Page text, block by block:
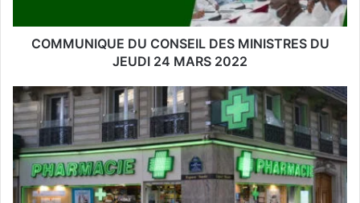
a
i
COMMUNIQUE DU CONSEIL DES MINISTRES DU
JEUDI 24 MARS 2022